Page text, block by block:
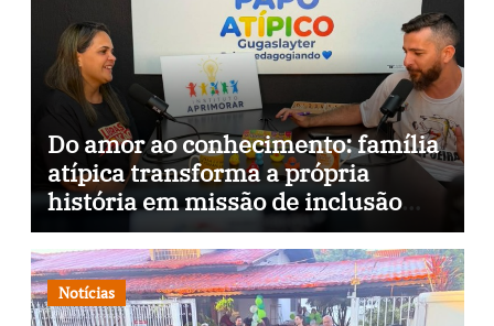
Do amor ao conhecimento: família
atípica transforma a própria
história em missão de inclusão
através da psicopedagogia, podcast
e arte nas ruas
Notícias